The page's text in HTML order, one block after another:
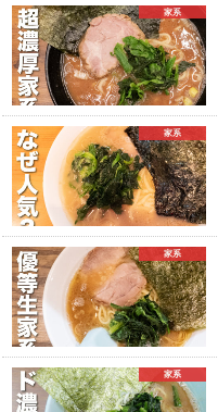
家系
家系
家系
家系